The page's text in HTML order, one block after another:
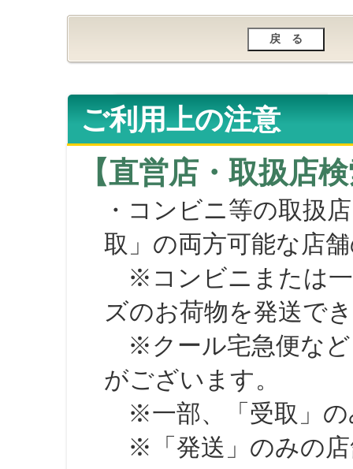
ご利用上の注意
【直営店・取扱店
・コンビニ等の取扱
取」の両方可能な店
※コンビニまたは一
ズのお荷物を発送で
※クール宅急便など
がございます。
※一部、「受取」の
※「発送」のみの店